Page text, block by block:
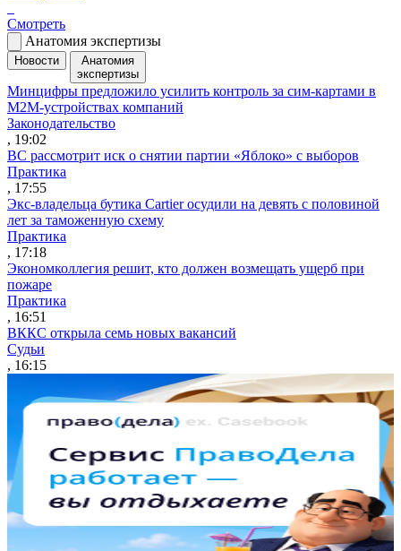
Смотреть
Анатомия экспертизы
Новости
Анатомия
экспертизы
Минцифры предложило усилить контроль за сим-картами в
M2M-устройствах компаний
Законодательство
, 19:02
ВС рассмотрит иск о снятии партии «Яблоко» с выборов
Практика
, 17:55
Экс-владельца бутика Cartier осудили на девять с половиной
лет за таможенную схему
Практика
, 17:18
Экономколлегия решит, кто должен возмещать ущерб при
пожаре
Практика
, 16:51
ВККС открыла семь новых вакансий
Судьи
, 16:15